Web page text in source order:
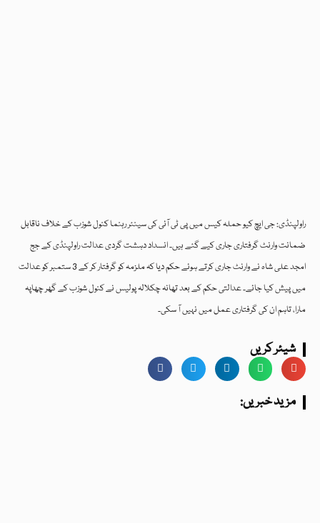
راولپنڈی: جی ایچ کیو حملہ کیس میں پی ٹی آئی کی سینئر رہنما کنول شوزب کے خلاف ناقابل
ضمانت وارنٹ گرفتاری جاری کیے گئے ہیں۔ انسداد دہشت گردی عدالت راولپنڈی کے جج
امجد علی شاہ نے وارنٹ جاری کرتے ہوئے حکم دیا کہ ملزمہ کو گرفتار کر کے 3 ستمبر کو عدالت
میں پیش کیا جائے۔ عدالتی حکم کے بعد تھانہ چکلالہ پولیس نے کنول شوزب کے گھر چھاپہ
مارا، تاہم ان کی گرفتاری عمل میں نہیں آ سکی۔
شیئر کریں
:مزید خبریں